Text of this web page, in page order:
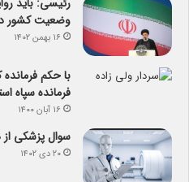
وضعیت کشور
۱۶ بهمن ۱۴۰۲
با حکم
فرمانده سپاه
۱۶ آبان ۱۴۰۰
سوال پزشکی
۲۰ دی ۱۴۰۲